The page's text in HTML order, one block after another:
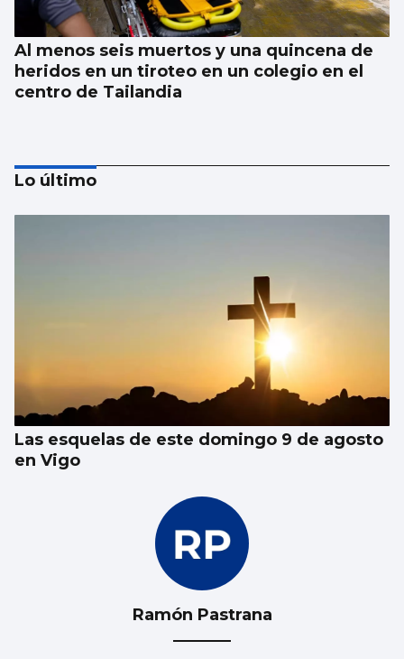
Al menos seis muertos y una quincena de
heridos en un tiroteo en un colegio en el
centro de Tailandia
Japón recuerda Hiroshima y reabre el
Lo último
Las esquelas de este domingo 9 de agosto
en Vigo
Ramón Pastrana